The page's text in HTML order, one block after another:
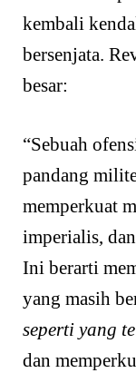
kembali
bersenjata.
besar:
“Sebuah
pandang
memperkuat
imperialis,
Ini berarti
yang masih
seperti yang
dan